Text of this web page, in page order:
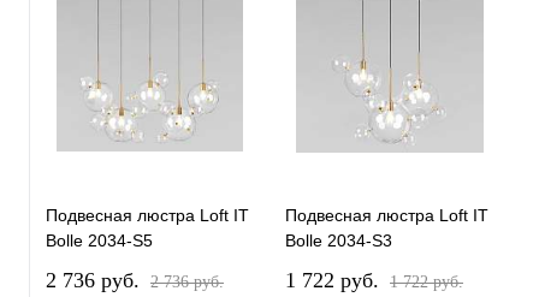
Подвесная люстра Loft IT
Bolle 2034-S5
2 736 pуб. 2 736 pуб.
Подвесная люстра Loft IT
Bolle 2034-S3
1 722 pуб. 1 722 pуб.